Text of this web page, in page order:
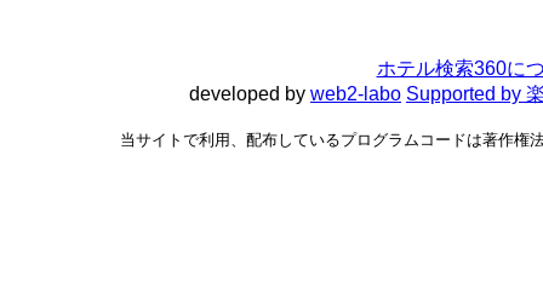
ホテル検索360に
developed by web2-labo Supported by
当サイトで利用、配布しているプログラムコードは著作